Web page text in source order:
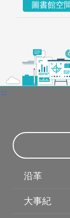
圖書館空
:::
沿革
大事紀